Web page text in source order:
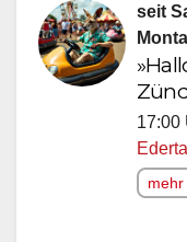
seit
17:00